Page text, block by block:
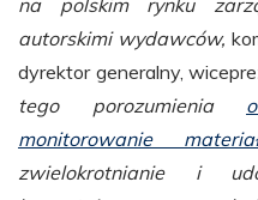
autorskimi wydawców,
dyrektor generalny,
tego porozumienia
monitorowanie
zwielokrotnianie i